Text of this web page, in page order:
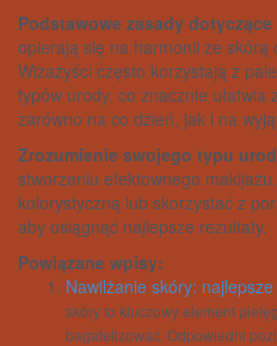
Podstawowe zasady
opierają się na harmonii ze
Wizażyści często korzystają z
typów urody, co znacznie
zarówno na co dzień, jak i na
Zrozumienie swojego typu
stworzeniu efektownego
kolorystyczną lub skorzystać z
aby osiągnąć najlepsze rezultaty.
Powiązane wpisy:
Nawilżanie skóry:
skóry to kluczowy element
bagatelizować. Odpowiedni